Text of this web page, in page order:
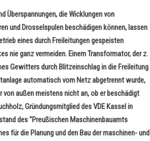
Überspannungen, die Wicklungen von
und Drosselspulen beschädigen können, lassen
eines durch Freileitungen gespeisten
nie ganz vermeiden. Einem Transformator, der z.
Gewitters durch Blitzeinschlag in die Freileitung
automatisch vom Netz abgetrennt wurde,
von außen meistens nicht an, ob er beschädigt
Gründungsmitglied des VDE Kassel in
des "Preußischen Maschinenbauamts
für die Planung und den Bau der maschinen- und